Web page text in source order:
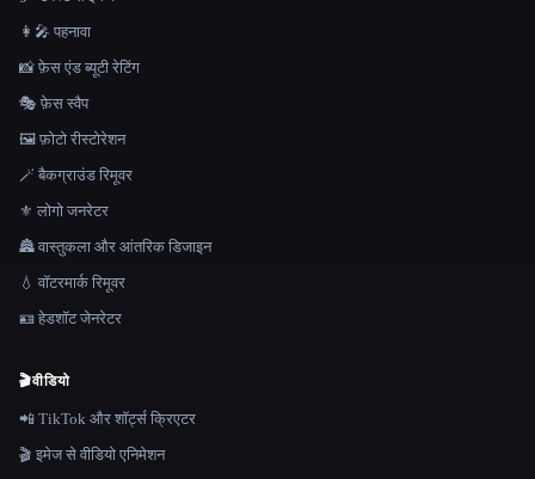
👩‍🎤 पहनावा
📸 फ़ेस एंड ब्यूटी रेटिंग
🎭 फ़ेस स्वैप
🖼️ फ़ोटो रीस्टोरेशन
🪄 बैकग्राउंड रिमूवर
⚜️ लोगो जनरेटर
🏯 वास्तुकला और आंतरिक डिजाइन
💧 वॉटरमार्क रिमूवर
🪪 हेडशॉट जेनरेटर
🎬वीडियो
📲 TikTok और शॉर्ट्स क्रिएटर
🎬 इमेज से वीडियो एनिमेशन